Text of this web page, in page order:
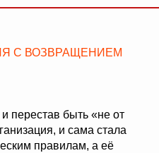
С ВОЗВРАЩЕНИЕМ
перестав быть «не от
и сама стала
правилам, а её